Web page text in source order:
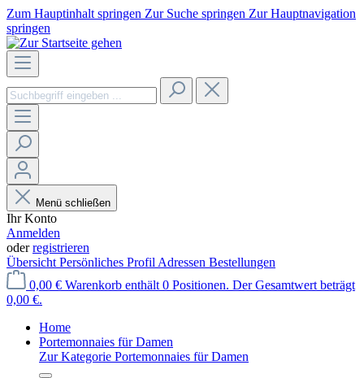
Zum Hauptinhalt springen Zur Suche springen Zur Hauptnavigation
springen
Menü schließen
Ihr Konto
Anmelden
oderregistrieren
Übersicht Persönliches Profil Adressen Bestellungen
0,00 € Warenkorb enthält 0 Positionen. Der Gesamtwert beträgt
0,00 €.
Home
Portemonnaies für Damen
Zur Kategorie Portemonnaies für Damen